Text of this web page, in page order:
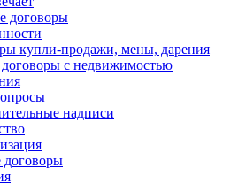
договоры
купли-продажи, мены, дарения
с недвижимостью
надписи